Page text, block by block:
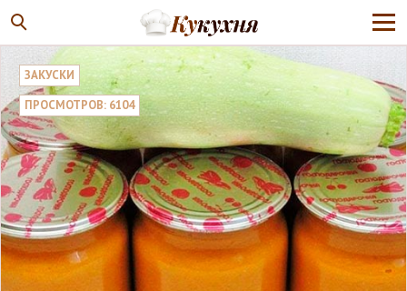
ЗАКУСКИ
ПРОСМОТРОВ: 6104